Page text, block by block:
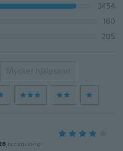
3454
160
205
Mycket hjälpsamt
recensioner